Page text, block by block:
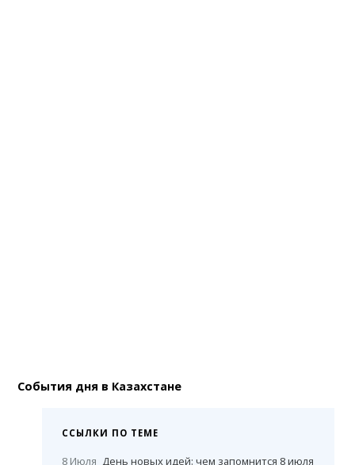
События дня в Казахстане
ССЫЛКИ ПО ТЕМЕ
8 Июля День новых идей: чем запомнится 8 июля